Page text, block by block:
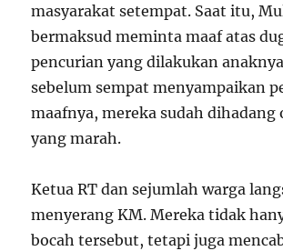
masyarakat setempat. Saat itu,
bermaksud meminta maaf atas
pencurian yang dilakukan
sebelum sempat menyampaikan
maafnya, mereka sudah dihadang
yang marah.
Ketua RT dan sejumlah warga
menyerang KM. Mereka tidak
bocah tersebut, tetapi juga